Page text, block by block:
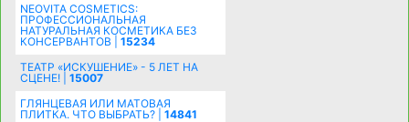
NEOVITA COSMETICS:
ПРОФЕССИОНАЛЬНАЯ
НАТУРАЛЬНАЯ КОСМЕТИКА БЕЗ
КОНСЕРВАНТОВ | 15234
ТЕАТР «ИСКУШЕНИЕ» - 5 ЛЕТ НА
СЦЕНЕ! | 15007
ГЛЯНЦЕВАЯ ИЛИ МАТОВАЯ
ПЛИТКА. ЧТО ВЫБРАТЬ? | 14841